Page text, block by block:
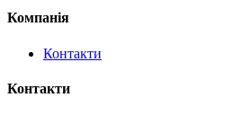
Компанія
Контакти
Контакти